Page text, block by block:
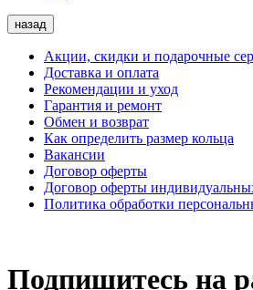
назад
Акции, скидки и подарочные
Доставка и оплата
Рекомендации и уход
Гарантия и ремонт
Обмен и возврат
Как определить размер кольца
Вакансии
Договор оферты
Договор оферты
Политика обработки
Подпишитесь на